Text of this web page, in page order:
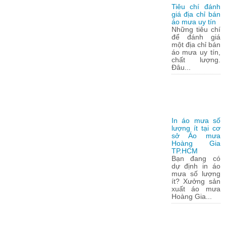
Tiêu chí đánh
giá địa chỉ bán
áo mưa uy tín
Những tiêu chí
để đánh giá
một địa chỉ bán
áo mưa uy tín,
chất lượng.
Đâu...
In áo mưa số
lượng ít tại cơ
sở Áo mưa
Hoàng Gia
TP.HCM
Bạn đang có
dự định in áo
mưa số lượng
ít? Xưởng sản
xuất áo mưa
Hoàng Gia...